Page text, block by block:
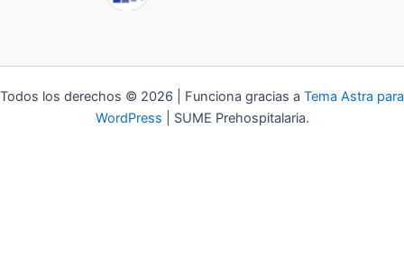
Todos los derechos © 2026 | Funciona gracias a Tema Astra para
WordPress | SUME Prehospitalaria.